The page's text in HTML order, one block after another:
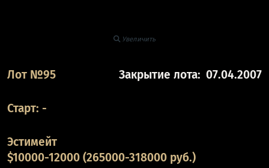
Увеличить
Лот №95 Закрытие лота: 07.04.2007
Старт: -
Эстимейт
$10000-12000 (265000-318000 руб.)